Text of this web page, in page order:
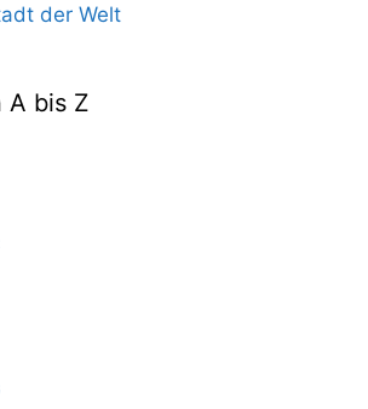
der Welt
A bis Z